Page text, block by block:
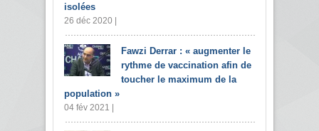
isolées
26 déc 2020 |
Fawzi Derrar : « augmenter le
rythme de vaccination afin de
toucher le maximum de la
population »
04 fév 2021 |